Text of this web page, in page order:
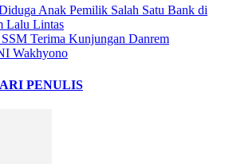
Anak Pemilik Salah Satu Bank di
Lalu Lintas
Terima Kunjungan Danrem
Wakhyono
PENULIS